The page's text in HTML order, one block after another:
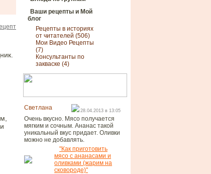
Ваши рецепты и Мой
блог
Рецепты в историях
от читателей (506)
Мои Видео Рецепты
(7)
Консультанты по
закваске (4)
Светлана 28.04.2013 в 13:05
Очень вкусно. Мясо получается
мягким и сочным. Ананас такой
уникальный вкус придает. Оливки
можно не добавлять.
"Как приготовить
мясо с ананасами и
оливками (жарим на
сковороде)"